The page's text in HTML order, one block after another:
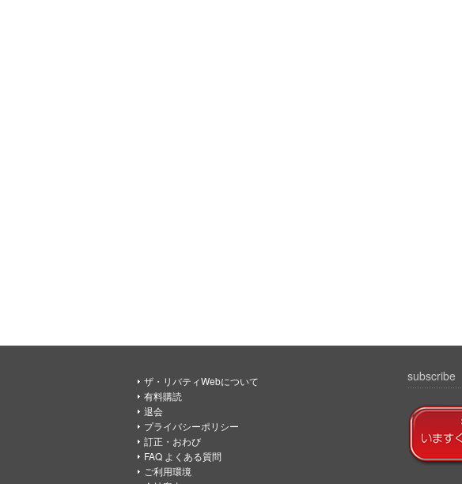
ザ・リバティWebについて
有料購読
退会
プライバシーポリシー
訂正・おわび
FAQ よくある質問
ご利用環境
subscribe